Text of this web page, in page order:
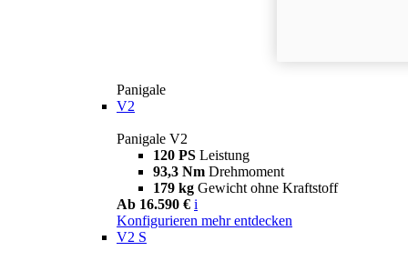
Panigale
V2
Panigale V2
120 PS Leistung
93,3 Nm Drehmoment
179 kg Gewicht ohne Kraftstoff
Ab 16.590 € i
Konfigurieren mehr entdecken
V2 S